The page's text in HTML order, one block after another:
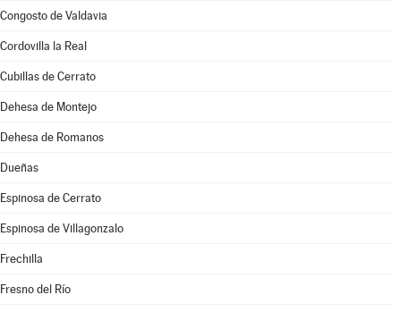
Congosto de Valdavia
Cordovilla la Real
Cubillas de Cerrato
Dehesa de Montejo
Dehesa de Romanos
Dueñas
Espinosa de Cerrato
Espinosa de Villagonzalo
Frechilla
Fresno del Río